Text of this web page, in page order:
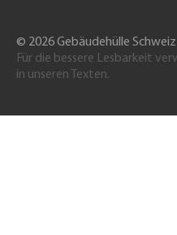
© 2026 Gebäudehülle Schweiz
Für die bessere Lesbarkeit
in unseren Texten.